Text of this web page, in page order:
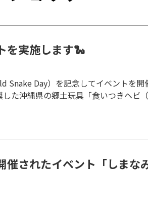
を実施します🐍
Snake Day）を記念してイベントを
た沖縄県の郷土玩具「食いつきヘビ
催されたイベント「しまな